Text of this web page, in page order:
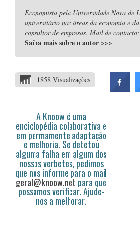
Economista pela Universidade Nova de
universitário nas áreas da economia e da
consultor de empresas. Mail de
Saiba mais sobre o autor >>>
1858 Visualizações
A Knoow é uma
enciclopédia colaborativa e
em permamente adaptação
e melhoria. Se detetou
alguma falha em algum dos
nossos verbetes, pedimos
que nos informe para o mail
geral@knoow.net para que
possamos verificar. Ajude-
nos a melhorar.